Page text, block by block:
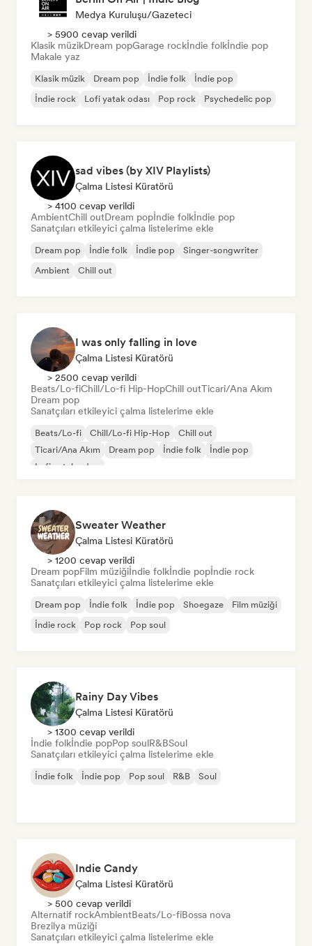
Medya Kuruluşu/Gazeteci
> 5900 cevap verildi
Klasik müzikDream popGarage rockİndie folkİndie pop
Makale yaz
Klasik müzik Dream pop İndie folk
İndie pop
İndie rock
Lofi yatak odası Pop rock Psychedelic pop
sad vibes (by XIV Playlists)
Çalma Listesi Küratörü
> 4100 cevap verildi
AmbientChill outDream popİndie folkİndie pop
Sanatçıları etkileyici çalma listelerime ekle
Dream pop İndie folk İndie pop
Singer-songwriter
Ambient
Chill out
I was only falling in love
Çalma Listesi Küratörü
> 2500 cevap verildi
Beats/Lo-fiChill/Lo-fi Hip-HopChill outTicari/Ana Akım
Dream pop
Sanatçıları etkileyici çalma listelerime ekle
Beats/Lo-fi Chill/Lo-fi Hip-Hop
Chill out
Ticari/Ana Akım
Dream pop İndie folk
İndie pop
Lofi yatak odası
Sweater Weather
Çalma Listesi Küratörü
> 1200 cevap verildi
Dream popFilm müziğiİndie folkİndie popİndie rock
Sanatçıları etkileyici çalma listelerime ekle
Dream pop İndie folk İndie pop Shoegaze
Film müziği
İndie rock
Pop rock Pop soul
Rainy Day Vibes
Çalma Listesi Küratörü
> 1300 cevap verildi
İndie folkİndie popPop soulR&BSoul
Sanatçıları etkileyici çalma listelerime ekle
İndie folk İndie pop Pop soul R&B Soul
Indie Candy
Çalma Listesi Küratörü
> 500 cevap verildi
Alternatif rockAmbientBeats/Lo-fiBossa nova
Brezilya müziği
Sanatçıları etkileyici çalma listelerime ekle